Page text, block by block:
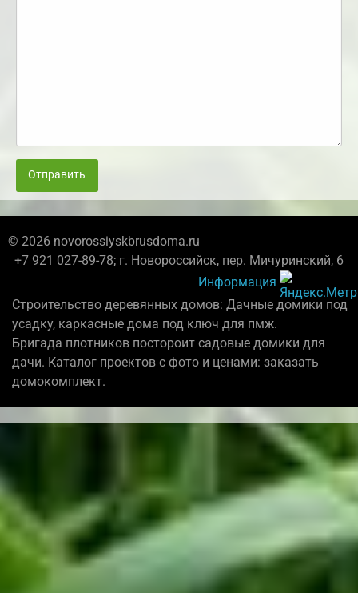
Отправить
© 2026 novorossiyskbrusdoma.ru
+7 921 027-89-78; г. Новороссийск, пер. Мичуринский, 6
Информация
Строительство деревянных домов: Дачные домики под
усадку, каркасные дома под ключ для пмж.
Бригада плотников постороит садовые домики для
дачи. Каталог проектов с фото и ценами: заказать
домокомплект.